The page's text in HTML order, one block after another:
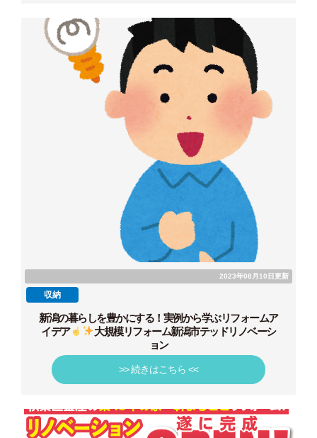
2023年08月10日更新
収納
新潟の暮らしを豊かにする！実例から学ぶリフォームア
イデア
大規模リフォーム新潟市テッドリノベーシ
ョン
>> 続きはこちら <<